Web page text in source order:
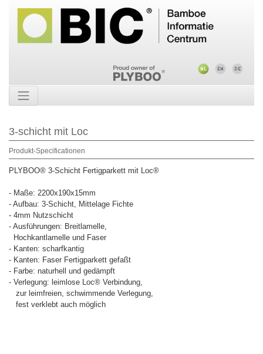
3-schicht mit Loc
Produkt-Specificationen
PLYBOO® 3-Schicht Fertigparkett mit Loc®
- Maße: 2200x190x15mm
- Aufbau: 3-Schicht, Mittelage Fichte
- 4mm Nutzschicht
- Ausführungen: Breitlamelle,
Hochkantlamelle und Faser
- Kanten: scharfkantig
- Kanten: Faser Fertigparkett gefaßt
- Farbe: naturhell und gedämpft
- Verlegung: leimlose Loc® Verbindung,
zur leimfreien, schwimmende Verlegung,
fest verklebt auch möglich